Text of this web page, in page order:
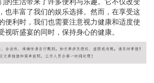
也丰富了我们的娱乐选择。然而，在享受这
便利时，我们也需要注意视力健康和适度使
视听盛宴的同时，保持身心的健康。